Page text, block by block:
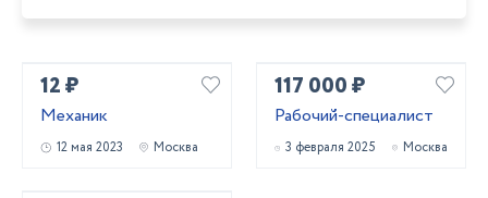
12 ₽
Механик
12 мая 2023 Москва
117 000 ₽
Рабочий-специалист
3 февраля 2025 Москва